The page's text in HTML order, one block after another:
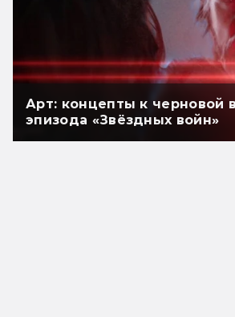
Арт: концепты к черновой
эпизода «Звёздных войн»